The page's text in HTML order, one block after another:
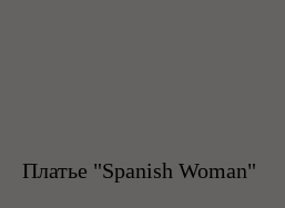
Платье "Spanish Woman"